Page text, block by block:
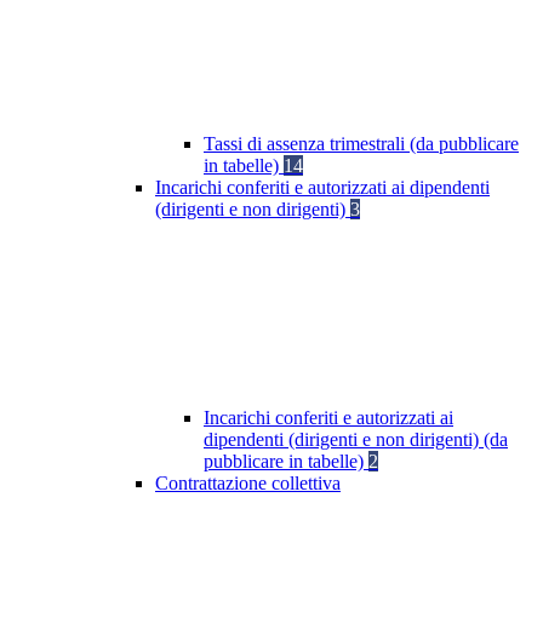
Tassi di assenza trimestrali (da pubblicare
in tabelle) 14
Incarichi conferiti e autorizzati ai dipendenti
(dirigenti e non dirigenti) 3
Incarichi conferiti e autorizzati ai
dipendenti (dirigenti e non dirigenti) (da
pubblicare in tabelle) 2
Contrattazione collettiva